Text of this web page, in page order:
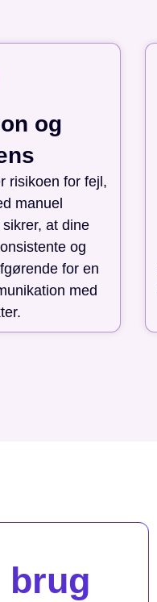
og
risikoen for fejl,
manuel
at dine
og
for en
med
brug